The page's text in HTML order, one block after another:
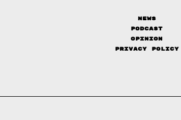
News
Podcast
Opinion
Privacy Policy